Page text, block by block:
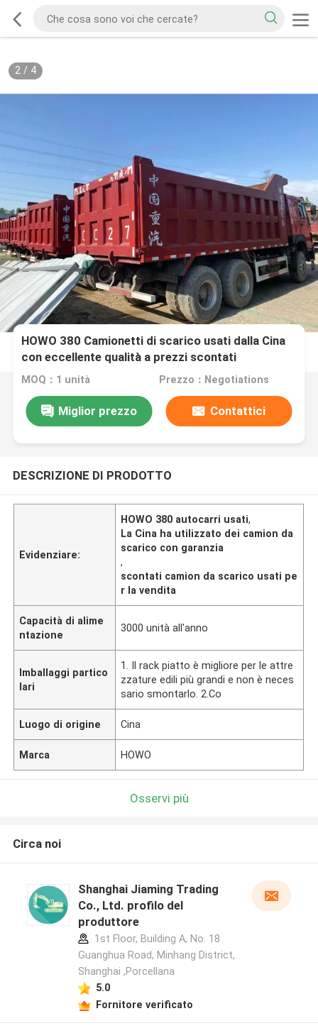
2/ 4
HOWO 380 Camionetti di scarico usati dalla Cina
con eccellente qualità a prezzi scontati
MOQ：1 unità Prezzo：Negotiations
Miglior prezzo Contattici
DESCRIZIONE DI PRODOTTO
Evidenziare:
HOWO 380 autocarri usati,
La Cina ha utilizzato dei camion da
scarico con garanzia
,
scontati camion da scarico usati pe
r la vendita
Capacità di alime
ntazione
3000 unità all'anno
Imballaggi partico
lari
1. Il rack piatto è migliore per le attre
zzature edili più grandi e non è neces
sario smontarlo. 2.Co
Luogo di origine Cina
Marca HOWO
Osservi più
Circa noi
Shanghai Jiaming Trading
Co., Ltd. profilo del
produttore
1st Floor, Building A, No. 18
Guanghua Road, Minhang District,
Shanghai ,Porcellana
5.0
Fornitore verificato